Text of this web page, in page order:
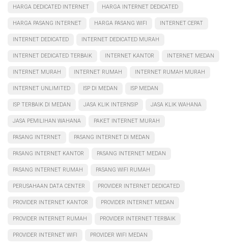
HARGA DEDICATED INTERNET HARGA INTERNET DEDICATED
HARGA PASANG INTERNET HARGA PASANG WIFI INTERNET CEPAT
INTERNET DEDICATED INTERNET DEDICATED MURAH
INTERNET DEDICATED TERBAIK INTERNET KANTOR INTERNET MEDAN
INTERNET MURAH INTERNET RUMAH INTERNET RUMAH MURAH
INTERNET UNLIMITED ISP DI MEDAN ISP MEDAN
ISP TERBAIK DI MEDAN JASA KLIK INTERNSIP JASA KLIK WAHANA
JASA PEMILIHAN WAHANA PAKET INTERNET MURAH
PASANG INTERNET PASANG INTERNET DI MEDAN
PASANG INTERNET KANTOR PASANG INTERNET MEDAN
PASANG INTERNET RUMAH PASANG WIFI RUMAH
PERUSAHAAN DATA CENTER PROVIDER INTERNET DEDICATED
PROVIDER INTERNET KANTOR PROVIDER INTERNET MEDAN
PROVIDER INTERNET RUMAH PROVIDER INTERNET TERBAIK
PROVIDER INTERNET WIFI PROVIDER WIFI MEDAN